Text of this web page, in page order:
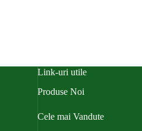
Link-uri utile
Produse Noi
Cele mai Vandute